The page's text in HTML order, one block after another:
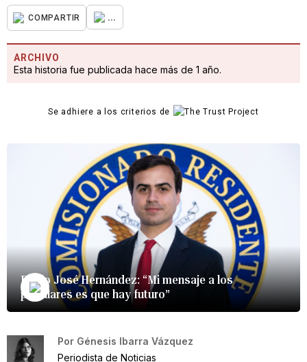
COMPARTIR ...
ARCHIVO
Esta historia fue publicada hace más de 1 año.
Se adhiere a los criterios de
Pablo José Hernández: “Mi mensaje a los
populares es que hay futuro”
Por Génesis Ibarra Vázquez
Periodista de Noticias